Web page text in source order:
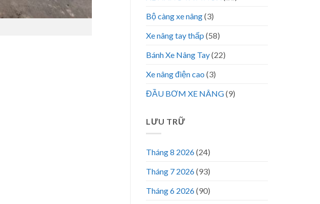
Bộ càng xe nâng(3)
Xe nâng tay thấp (58)
Bánh Xe Nâng Tay(22)
Xe nâng điện cao (3)
ĐẦU BƠM XE NÂNG(9)
LƯU TRỮ
Tháng 8 2026(24)
Tháng 7 2026(93)
Tháng 6 2026(90)